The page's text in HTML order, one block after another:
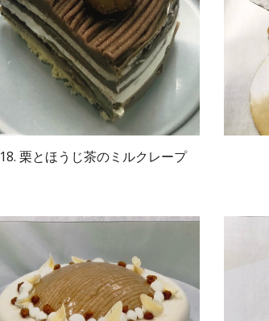
18. 栗とほうじ茶のミルクレープ